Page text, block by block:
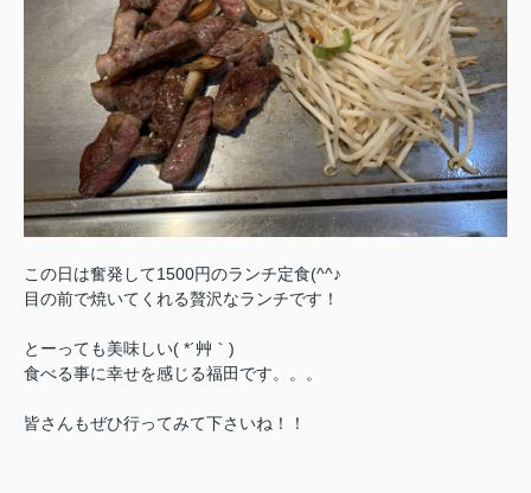
この日は奮発して1500円のランチ定食(^^♪
目の前で焼いてくれる贅沢なランチです！
とーっても美味しい( *´艸｀)
食べる事に幸せを感じる福田です。。。
皆さんもぜひ行ってみて下さいね！！